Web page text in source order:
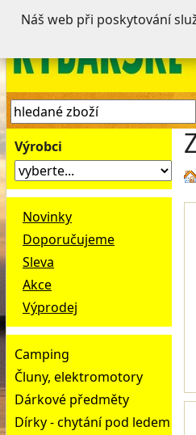
Výrobci
Novinky
Doporučujeme
Sleva
Akce
Výprodej
Camping
Čluny, elektromotory
Dárkové předměty
Dírky - chytání pod ledem
Náš web při poskytování